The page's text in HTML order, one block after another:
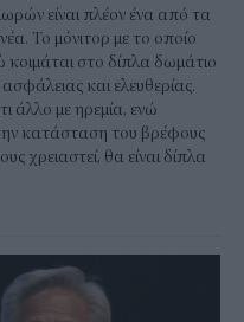
είναι πλέον ένα από τα
Το μόνιτορ με το οποίο
κοιμάται στο δίπλα δωμάτιο
και ελευθερίας.
άλλο με ηρεμία, ενώ
κατάσταση του βρέφους
χρειαστεί, θα είναι δίπλα